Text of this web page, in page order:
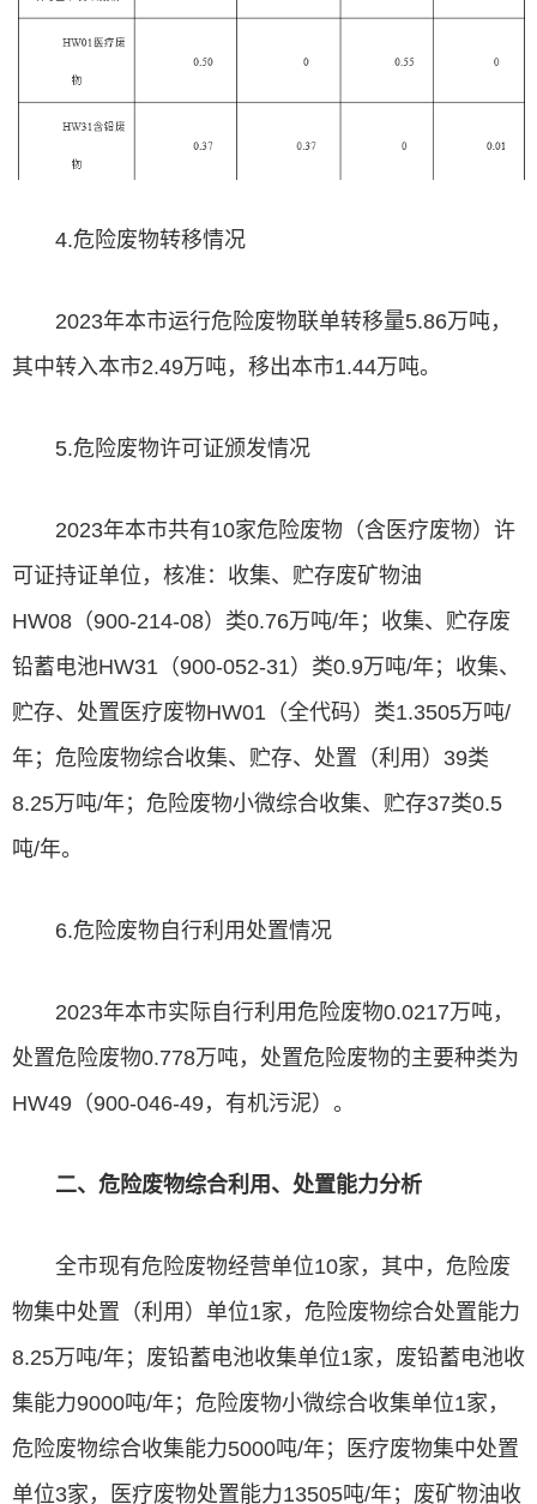
4.危险废物转移情况
2023年本市运行危险废物联单转移量5.86万吨，
其中转入本市2.49万吨，移出本市1.44万吨。
5.危险废物许可证颁发情况
2023年本市共有10家危险废物（含医疗废物）许
可证持证单位，核准：收集、贮存废矿物油
HW08（900-214-08）类0.76万吨/年；收集、贮存废
铅蓄电池HW31（900-052-31）类0.9万吨/年；收集、
贮存、处置医疗废物HW01（全代码）类1.3505万吨/
年；危险废物综合收集、贮存、处置（利用）39类
8.25万吨/年；危险废物小微综合收集、贮存37类0.5
吨/年。
6.危险废物自行利用处置情况
2023年本市实际自行利用危险废物0.0217万吨，
处置危险废物0.778万吨，处置危险废物的主要种类为
HW49（900-046-49，有机污泥）。
二、危险废物综合利用、处置能力分析
全市现有危险废物经营单位10家，其中，危险废
物集中处置（利用）单位1家，危险废物综合处置能力
8.25万吨/年；废铅蓄电池收集单位1家，废铅蓄电池收
集能力9000吨/年；危险废物小微综合收集单位1家，
危险废物综合收集能力5000吨/年；医疗废物集中处置
单位3家，医疗废物处置能力13505吨/年；废矿物油收